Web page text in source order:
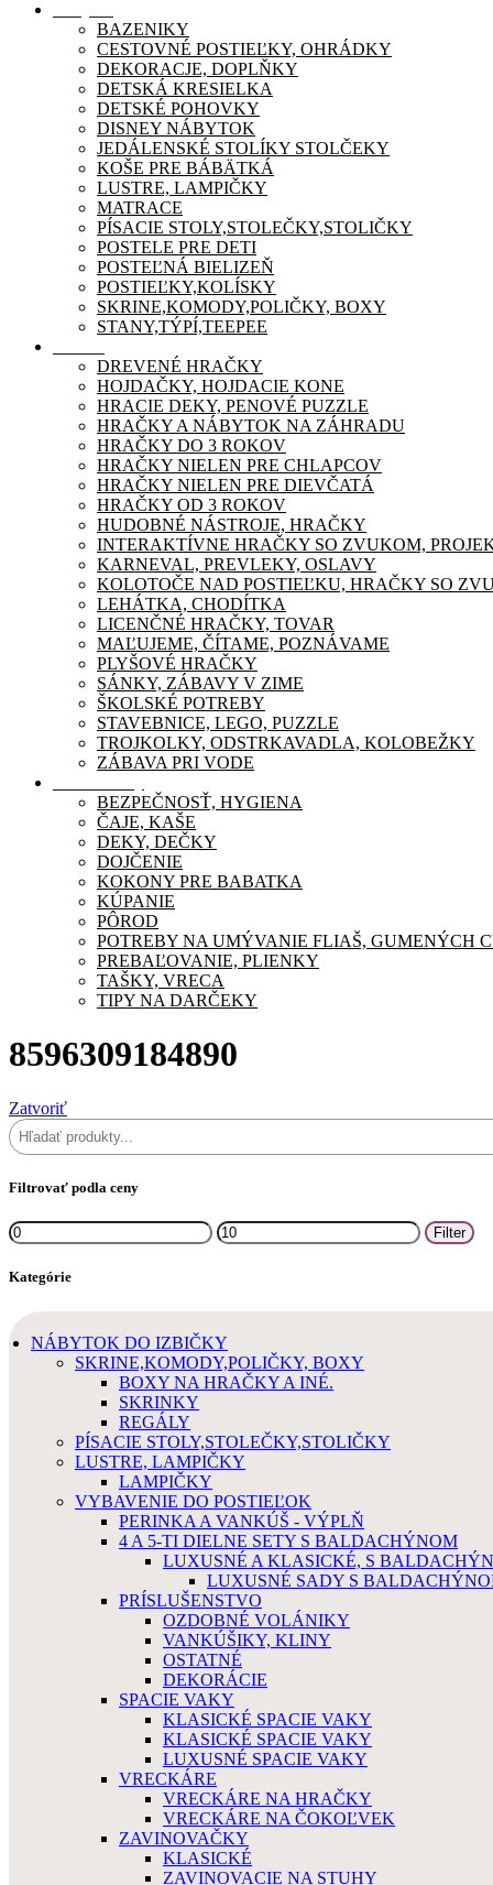
BAZENIKY
CESTOVNÉ POSTIEĽKY, OHRÁDKY
DEKORACJE, DOPLŇKY
DETSKÁ KRESIELKA
DETSKÉ POHOVKY
DISNEY NÁBYTOK
JEDÁLENSKÉ STOLÍKY STOLČEKY
KOŠE PRE BÁBÄTKÁ
LUSTRE, LAMPIČKY
MATRACE
PÍSACIE STOLY,STOLEČKY,STOLIČKY
POSTELE PRE DETI
POSTEĽNÁ BIELIZEŇ
POSTIEĽKY,KOLÍSKY
SKRINE,KOMODY,POLIČKY, BOXY
STANY,TÝPÍ,TEEPEE
DREVENÉ HRAČKY
HOJDAČKY, HOJDACIE KONE
HRACIE DEKY, PENOVÉ PUZZLE
HRAČKY A NÁBYTOK NA ZÁHRADU
HRAČKY DO 3 ROKOV
HRAČKY NIELEN PRE CHLAPCOV
HRAČKY NIELEN PRE DIEVČATÁ
HRAČKY OD 3 ROKOV
HUDOBNÉ NÁSTROJE, HRAČKY
INTERAKTÍVNE HRAČKY SO ZVUKOM,
KARNEVAL, PREVLEKY, OSLAVY
KOLOTOČE NAD POSTIEĽKU, HRAČKY SO
LEHÁTKA, CHODÍTKA
LICENČNÉ HRAČKY, TOVAR
MAĽUJEME, ČÍTAME, POZNÁVAME
PLYŠOVÉ HRAČKY
SÁNKY, ZÁBAVY V ZIME
ŠKOLSKÉ POTREBY
STAVEBNICE, LEGO, PUZZLE
TROJKOLKY, ODSTRKAVADLA, KOLOBEŽKY
ZÁBAVA PRI VODE
BEZPEČNOSŤ, HYGIENA
ČAJE, KAŠE
DEKY, DEČKY
DOJČENIE
KOKONY PRE BABATKA
KÚPANIE
PÔROD
POTREBY NA UMÝVANIE FLIAŠ, GUMENÝCH
PREBAĽOVANIE, PLIENKY
TAŠKY, VRECA
TIPY NA DARČEKY
8596309184890
Zatvoriť
Hľadať
Filtrovať podla ceny
Minimálna
cena
Maximálna
cena
Filter
Kategórie
NÁBYTOK DO IZBIČKY
SKRINE,KOMODY,POLIČKY, BOXY
BOXY NA HRAČKY A INÉ.
SKRINKY
REGÁLY
PÍSACIE STOLY,STOLEČKY,STOLIČKY
LUSTRE, LAMPIČKY
LAMPIČKY
VYBAVENIE DO POSTIEĽOK
PERINKA A VANKÚŠ - VÝPLŇ
4 A 5-TI DIELNE SETY S BALDACHÝNOM
LUXUSNÉ A KLASICKÉ, S
LUXUSNÉ SADY S
PRÍSLUŠENSTVO
OZDOBNÉ VOLÁNIKY
VANKÚŠIKY, KLINY
OSTATNÉ
DEKORÁCIE
SPACIE VAKY
KLASICKÉ SPACIE VAKY
KLASICKÉ SPACIE VAKY
LUXUSNÉ SPACIE VAKY
VRECKÁRE
VRECKÁRE NA HRAČKY
VRECKÁRE NA ČOKOĽVEK
ZAVINOVAČKY
KLASICKÉ
ZAVINOVACIE NA STUHY